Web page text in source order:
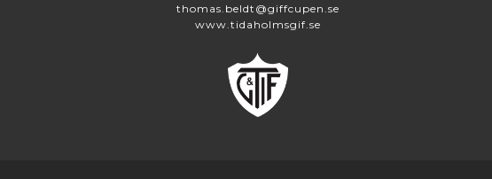
thomas.beldt@giffcupen.se
www.tidaholmsgif.se